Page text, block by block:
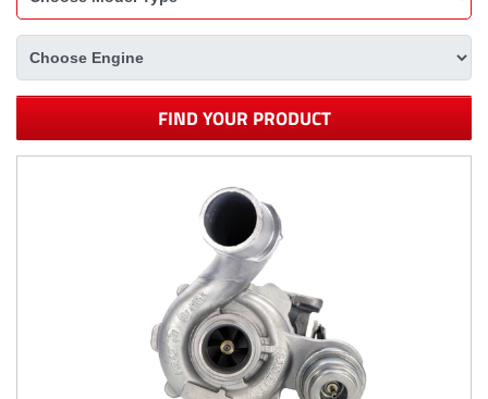
FIND YOUR PRODUCT